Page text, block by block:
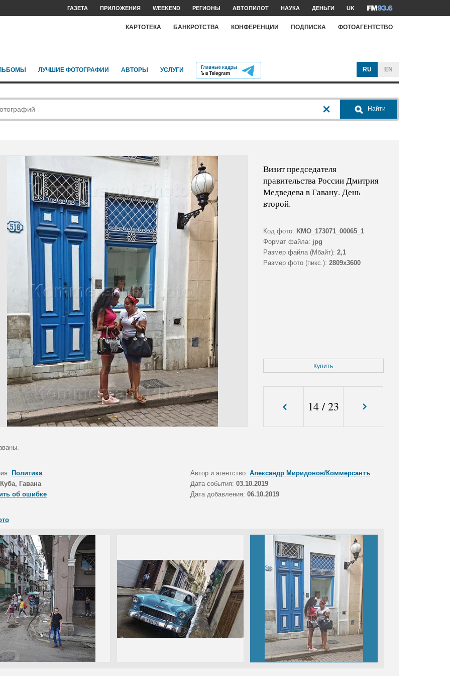
ГАЗЕТА ПРИЛОЖЕНИЯ WEEKEND РЕГИОНЫ АВТОПИЛОТ НАУКА ДЕНЬГИ UK
КАРТОТЕКА БАНКРОТСТВА КОНФЕРЕНЦИИ ПОДПИСКА ФОТОАГЕНТСТВО
ЛУЧШИЕ ФОТОГРАФИИ АВТОРЫ УСЛУГИ RU EN
Найти
Визит председателя
правительства России Дмитрия
Медведева в Гавану. День
второй.
Код фото: KMO_173071_00065_1
Формат файла: jpg
Размер файла (Мбайт): 2,1
Размер фото (пикс.): 2809x3600
Купить
14/23
Политика Автор и агентство: Александр Миридонов/Коммерсантъ
Куба, Гавана Дата события: 03.10.2019
об ошибке
Дата добавления: 06.10.2019